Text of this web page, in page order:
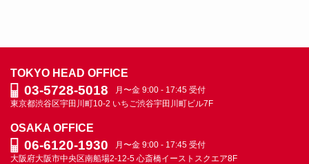
ブ
グ
ARCHIVE
TOKYO HEAD OFFICE
03-5728-5018
月〜金 9:00 - 17:45 受付
東京都渋谷区宇田川町10-2 いちご渋谷宇田川町ビル7F
OSAKA OFFICE
06-6120-1930
月〜金 9:00 - 17:45 受付
大阪府大阪市中央区南船場2-12-5 心斎橋イーストスクエア8F